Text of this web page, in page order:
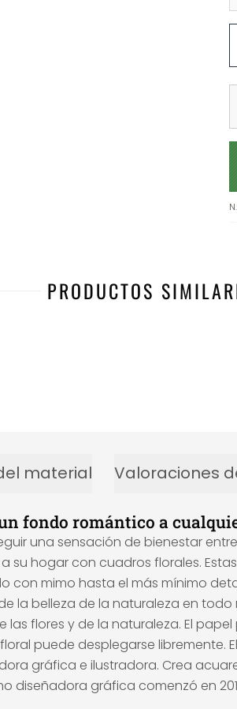
PRODUCTOS
material Valoraciones
fondo romántico a
una sensación de bienestar
su hogar con cuadros florales.
con mimo hasta el más mínimo
la belleza de la naturaleza en
flores y de la naturaleza. El
puede desplegarse libremente.
gráfica e ilustradora. Crea
diseñadora gráfica comenzó en